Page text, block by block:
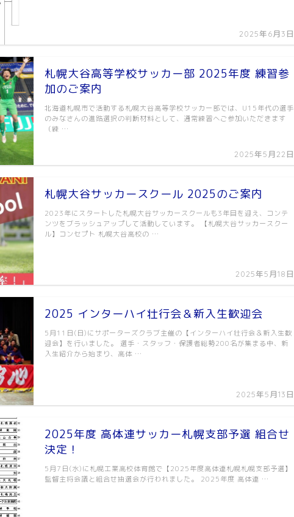
2025年6月3日
札幌大谷高等学校サッカー部 2025年度 練習参
加のご案内
2025年5月22日
北海道札幌市で活動する札幌大谷高等学校サッカー部では、U15年代の選手
のみなさんの進路選択の判断材料として、通常練習へご参加いただきます
（練 …
札幌大谷サッカースクール 2025のご案内
2025年5月18日
2023年にスタートした札幌大谷サッカースクールも3年目を迎え、コンテ
ンツをブラッシュアップして活動しています。 【札幌大谷サッカースクー
ル】コンセプト 札幌大谷高校の …
2025 インターハイ壮行会＆新入生歓迎会
2025年5月13日
5月11日(日)にサポーターズクラブ主催の【インターハイ壮行会＆新入生歓
迎会】を行いました。 選手・スタッフ・保護者総勢200名が集まる中、新
入生紹介から始まり、高体 …
2025年度 高体連サッカー札幌支部予選 組合せ
決定！
5月7日(水)に札幌工業高校体育館で【2025年度高体連札幌札幌支部予選】
監督主将会議と組合せ抽選会が行われました。 2025年度 高体連 …